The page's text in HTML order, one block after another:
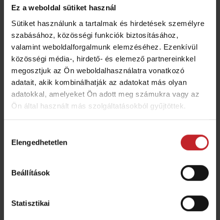
Ez a weboldal sütiket használ
Sütiket használunk a tartalmak és hirdetések személyre
szabásához, közösségi funkciók biztosításához,
valamint weboldalforgalmunk elemzéséhez. Ezenkívül
közösségi média-, hirdető- és elemező partnereinkkel
megosztjuk az Ön weboldalhasználatra vonatkozó
adatait, akik kombinálhatják az adatokat más olyan
adatokkal, amelyeket Ön adott meg számukra vagy az
Ön által használt más szolgáltatásokból gyűjtöttek.
kiválasztása
Elengedhetetlen
Beállítások
Statisztikai
közvetlenül az elővetemény tarlójába jutassa,
minimális talajbolygatás mellett (a felszín 5-
20%-át műveljük meg). Ennek a
körülményektől függően számos előnye lehet.
A hozamokat világszerte a közvetlenül
rendelkezésre álló víz korlátozza. A
direktvetés megőrzi a csírázáshoz szükséges
maradnak, mely így megfelelő védelmet
alkalmazásakor különböző gazdasági
szempontok is közre játszanak, mivel számos
olyan terület van, ahol a víz hiánya
korlátozza a hozamokat, és a talajművelés